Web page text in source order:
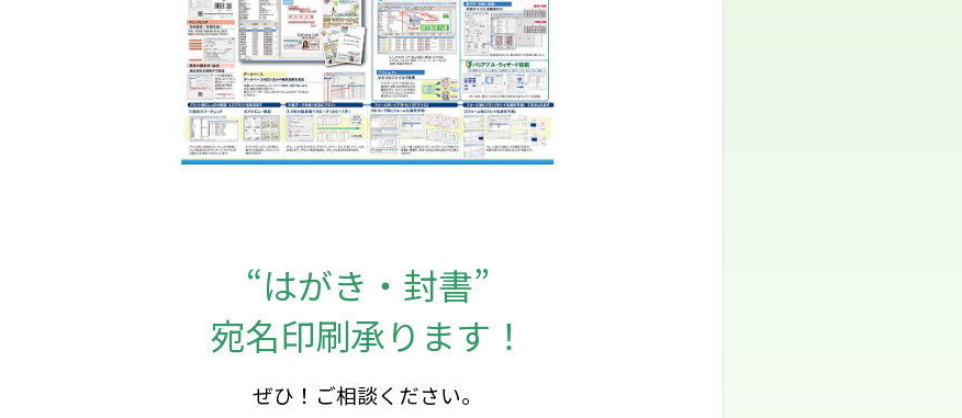
“はがき・封書”
宛名印刷承ります！
ぜひ！ご相談ください。